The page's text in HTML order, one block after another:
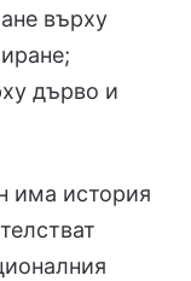
върху
дърво и
има история